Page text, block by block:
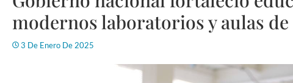
modernos laboratorios y aulas de
3 De Enero De 2025